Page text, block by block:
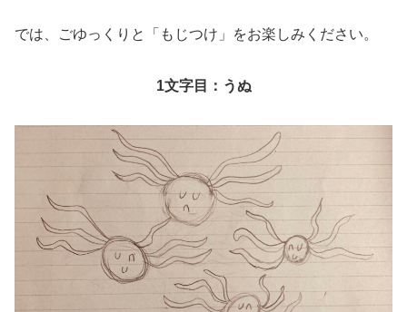
では、ごゆっくりと「もじつけ」をお楽しみください。
1文字目：うぬ